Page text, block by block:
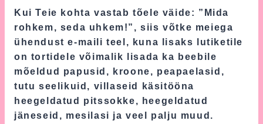
Kui Teie kohta vastab tõele väide: ”Mida
rohkem, seda uhkem!”, siis võtke meiega
ühendust e-maili teel, kuna lisaks lutiketile
on tortidele võimalik lisada ka beebile
mõeldud papusid, kroone, peapaelasid,
tutu seelikuid, villaseid käsitööna
heegeldatud pitssokke, heegeldatud
jäneseid, mesilasi ja veel palju muud.